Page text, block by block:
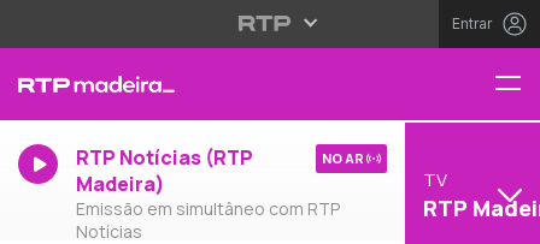
Entrar
RTP Notícias (RTP
Madeira)
Emissão em simultâneo com RTP
Notícias
NO AR
TV
RTP